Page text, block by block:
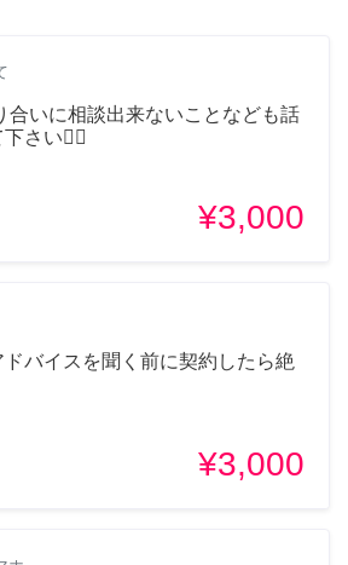
合いに相談出来ないことなども話
さい🙆‍♂️
¥3,000
ドバイスを聞く前に契約したら絶
¥3,000